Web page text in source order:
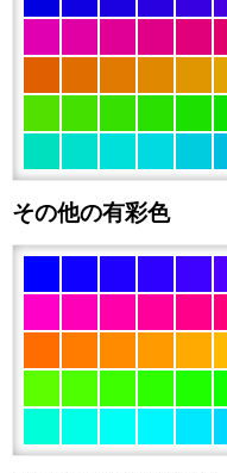
その他の有彩色